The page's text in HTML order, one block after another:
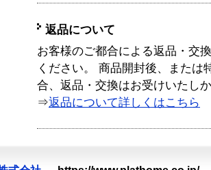
返品について
お客様のご都合による返品・交
ください。 商品開封後、または
合、返品・交換はお受けいたし
⇒返品について詳しくはこちら